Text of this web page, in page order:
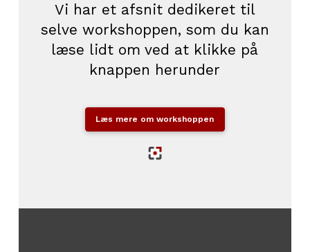
Vi har et afsnit dedikeret til
selve workshoppen, som du kan
læse lidt om ved at klikke på
knappen herunder
Læs mere om workshoppen